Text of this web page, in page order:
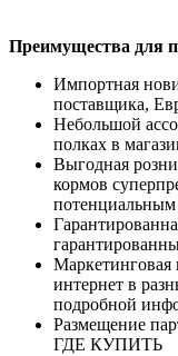
Преимущества для
Импортная
поставщика,
Небольшой
полках в
Выгодная
кормов
потенциальным
Маркетинговая
интернет в
подробной
Размещение
ГДЕ КУПИТЬ